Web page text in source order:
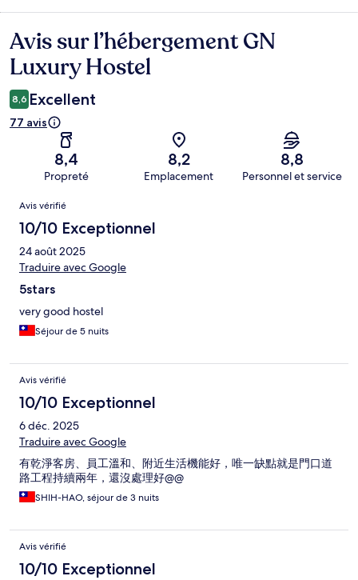
Avis
Avis sur l’hébergement GN
Luxury Hostel
8,6 Excellent
77 avis
8,4
Propreté
8,2
Emplacement
8,8
Personnel et service
Avis
Avis vérifié
10/10 Exceptionnel
24 août 2025
Traduire avec Google
5stars
very good hostel
Séjour de 5 nuits
Avis vérifié
10/10 Exceptionnel
6 déc. 2025
Traduire avec Google
有乾淨客房、員工溫和、附近生活機能好，唯一缺點就是門口道
路工程持續兩年，還沒處理好@@
SHIH-HAO, séjour de 3 nuits
Avis vérifié
10/10 Exceptionnel